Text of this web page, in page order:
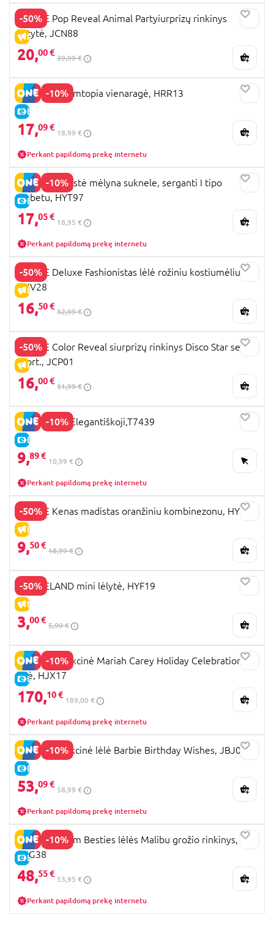
-50%
IŠPARDAVIMAS
BARBIE Pop Reveal Animal Partyiurprizų rinkinys
katytė, JCN88
20,00 €
39,99 €
-10%
E-KAINA
BARBIE Dreamtopia vienaragė, HRR13
17,09 €
18,99 €
Perkant papildomą prekę internetu
-10%
E-KAINA
BARBIE madistė mėlyna suknele, serganti I tipo
diabetu, HYT97
17,05 €
18,95 €
Perkant papildomą prekę internetu
-50%
IŠPARDAVIMAS
BARBIE Deluxe Fashionistas lėlė rožiniu kostiumėliu,
HYV28
16,50 €
32,99 €
-50%
IŠPARDAVIMAS
BARBIE Color Reveal siurprizų rinkinys Disco Star serija,
asort., JCP01
16,00 €
31,99 €
-10%
E-KAINA
BARBIE lėlė Elegantiškoji,T7439
9,89 €
10,99 €
Perkant papildomą prekę internetu
-50%
IŠPARDAVIMAS
BARBIE Kenas madistas oranžiniu kombinezonu, HYT99
9,50 €
18,99 €
-50%
IŠPARDAVIMAS
BARBIELAND mini lėlytė, HYF19
3,00 €
5,99 €
-10%
E-KAINA
BARBIE Kolekcinė Mariah Carey Holiday Celebration
lėlė, HJX17
170,10 €
189,00 €
Perkant papildomą prekę internetu
-10%
E-KAINA
BARBIE kolekcinė lėlė Barbie Birthday Wishes, JBJ07
53,09 €
58,99 €
Perkant papildomą prekę internetu
-10%
E-KAINA
BARBIE Dream Besties lėlės Malibu grožio rinkinys,
JGG38
48,55 €
53,95 €
Perkant papildomą prekę internetu